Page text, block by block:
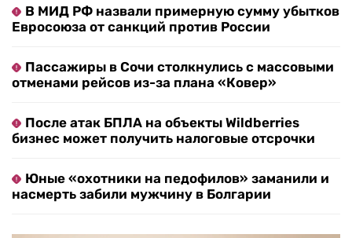
В МИД РФ назвали примерную сумму убытков
Евросоюза от санкций против России
Пассажиры в Сочи столкнулись с массовыми
отменами рейсов из-за плана «Ковер»
После атак БПЛА на объекты Wildberries
бизнес может получить налоговые отсрочки
Юные «охотники на педофилов» заманили и
насмерть забили мужчину в Болгарии